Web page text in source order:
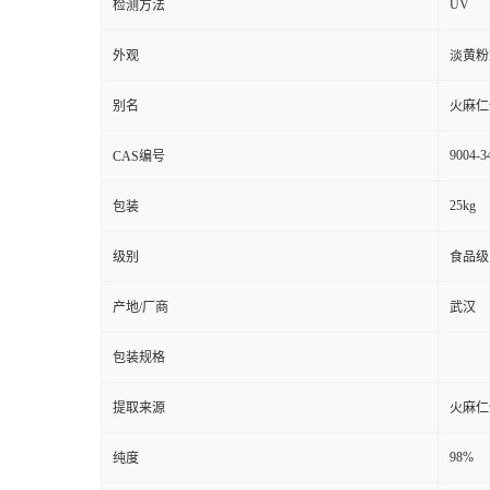
检测方法 UV
外观 淡黄
别名 火麻
CAS编号 9004-
包装 25kg
级别 食品级
产地/厂商 武汉
包装规格
提取来源 火麻
纯度 98%